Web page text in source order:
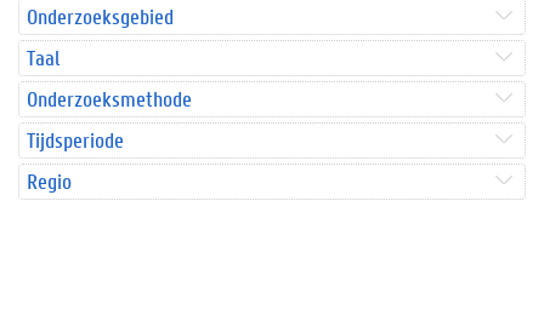
Onderzoeksgebied
Taal
Onderzoeksmethode
Tijdsperiode
Regio